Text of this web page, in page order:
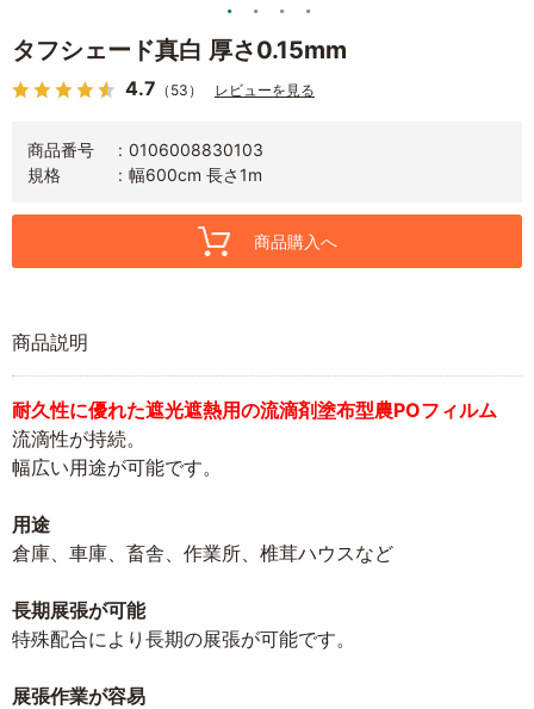
タフシェード真白 厚さ0.15mm
4.7 （53） レビューを見る
商品番号
0106008830103
規格
幅600cm 長さ1m
商品購入へ
商品説明
耐久性に優れた遮光遮熱用の流滴剤塗布型農POフィルム
流滴性が持続。
幅広い用途が可能です。
用途
倉庫、車庫、畜舎、作業所、椎茸ハウスなど
長期展張が可能
特殊配合により長期の展張が可能です。
展張作業が容易